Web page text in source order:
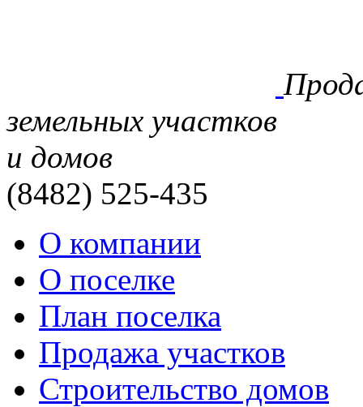
земельных участков
и домов
(8482) 525-435
О компании
О поселке
План поселка
Продажа участков
Строительство домов